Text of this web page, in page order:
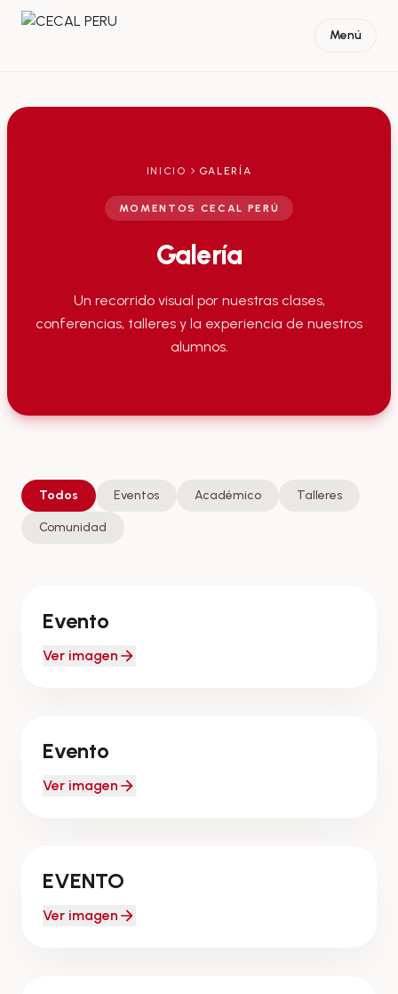
Ir al contenido
Menú
INICIO GALERÍA
MOMENTOS CECAL PERÚ
Galería
Un recorrido visual por nuestras clases,
conferencias, talleres y la experiencia de nuestros
alumnos.
Todos Eventos Académico Talleres
Comunidad
CAPACITACIÓNES
Evento
Ver imagen
EVENTOS
Evento
Ver imagen
ACADÉMICO
EVENTO
Ver imagen